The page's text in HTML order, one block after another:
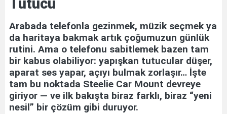
Tutucu
Arabada telefonla gezinmek, müzik seçmek ya
da haritaya bakmak artık çoğumuzun günlük
rutini. Ama o telefonu sabitlemek bazen tam
bir kabus olabiliyor: yapışkan tutucular düşer,
aparat ses yapar, açıyı bulmak zorlaşır… İşte
tam bu noktada Steelie Car Mount devreye
giriyor — ve ilk bakışta biraz farklı, biraz “yeni
nesil” bir çözüm gibi duruyor.